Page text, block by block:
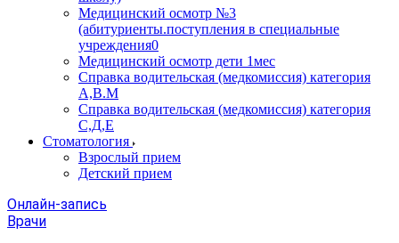
Медицинский осмотр №3
(абитуриенты.поступления в специальные
учреждения0
Медицинский осмотр дети 1мес
Справка водительская (медкомиссия) категория
А,В.М
Справка водительская (медкомиссия) категория
С,Д,Е
Стоматология
Взрослый прием
Детский прием
Онлайн-запись
Врачи